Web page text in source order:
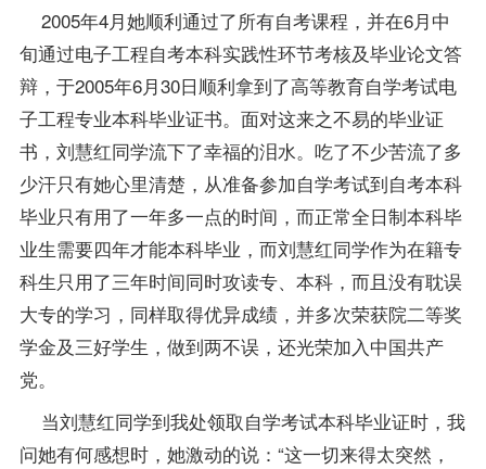
2005年4月她顺利通过了所有自考课程，并在6月中
旬通过电子工程自考本科实践性环节考核及毕业论文答
辩，于2005年6月30日顺利拿到了高等教育自学考试电
子工程专业本科毕业证书。面对这来之不易的毕业证
书，刘慧红同学流下了幸福的泪水。吃了不少苦流了多
少汗只有她心里清楚，从准备参加自学考试到自考本科
毕业只有用了一年多一点的时间，而正常全日制本科毕
业生需要四年才能本科毕业，而刘慧红同学作为在籍专
科生只用了三年时间同时攻读专、本科，而且没有耽误
大专的学习，同样取得优异成绩，并多次荣获院二等奖
学金及三好学生，做到两不误，还光荣加入中国共产
党。
当刘慧红同学到我处领取自学考试本科毕业证时，我
问她有何感想时，她激动的说：“这一切来得太突然，